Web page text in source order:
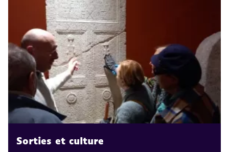
Sorties et culture